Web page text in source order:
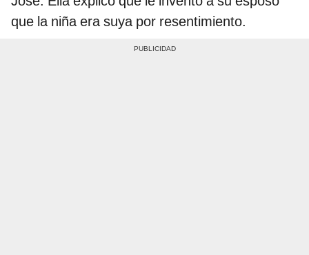
que la niña era suya por resentimiento.